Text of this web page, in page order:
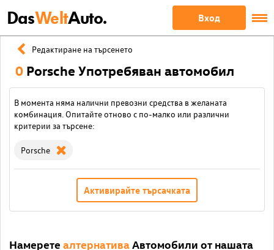
DasWeltAuto. Вход
Редактиране на търсенето
0 Porsche Употребяван автомобил
В момента няма налични превозни средства в желаната
комбинация. Опитайте отново с по-малко или различни
критерии за търсене:
Porsche
Активирайте търсачката
Намерете алтернативаАвтомобили от нашата